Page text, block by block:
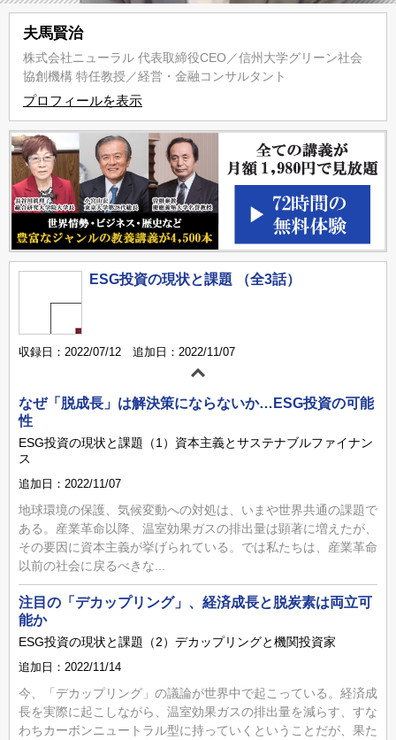
夫馬賢治
株式会社ニューラル 代表取締役CEO／信州大学グリーン社会
協創機構 特任教授／経営・金融コンサルタント
プロフィールを表示
ESG投資の現状と課題 （全3話）
収録日：2022/07/12 追加日：2022/11/07
なぜ「脱成長」は解決策にならないか…ESG投資の可能
性
ESG投資の現状と課題（1）資本主義とサステナブルファイナン
ス
追加日：2022/11/07
地球環境の保護、気候変動への対処は、いまや世界共通の課題で
ある。産業革命以降、温室効果ガスの排出量は顕著に増えたが、
その要因に資本主義が挙げられている。では私たちは、産業革命
以前の社会に戻るべきな...
注目の「デカップリング」、経済成長と脱炭素は両立可
能か
ESG投資の現状と課題（2）デカップリングと機関投資家
追加日：2022/11/14
今、「デカップリング」の議論が世界中で起こっている。経済成
長を実際に起こしながら、温室効果ガスの排出量を減らす、すな
わちカーボンニュートラル型に持っていくということだが、果た